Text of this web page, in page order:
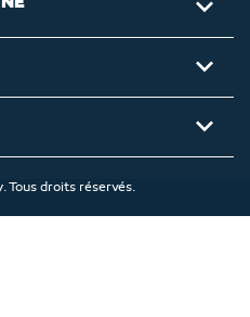



Tous droits réservés.